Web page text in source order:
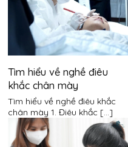
Tìm hiểu về nghề điêu
khắc chân mày
Tìm hiểu về nghề điêu khắc
chân mày 1. Điêu khắc [...]